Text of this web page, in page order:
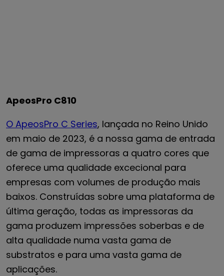
ApeosPro C810
O ApeosPro C Series, lançada no Reino Unido
em maio de 2023, é a nossa gama de entrada
de gama de impressoras a quatro cores que
oferece uma qualidade excecional para
empresas com volumes de produção mais
baixos. Construídas sobre uma plataforma de
última geração, todas as impressoras da
gama produzem impressões soberbas e de
alta qualidade numa vasta gama de
substratos e para uma vasta gama de
aplicações.